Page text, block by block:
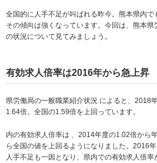
全国的に人手不足が叫ばれる昨今。熊本県内で
その傾向は強くなっています。今回は、熊本
の状況について見てみましょう。
有効求人倍率は2016年から急上昇
県労働局の一般職業紹介状況 によると、2018
1.64倍。全国の1.59倍を上回っています。
内の有効求人倍率は 、2014年度の1.02倍から
ら全国の値を上回るようになりました。2016
人手不足も一因となり、県内での有効求人倍率